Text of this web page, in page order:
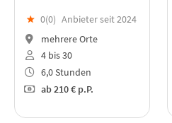
★ 0(0) Anbieter seit 2024
mehrere Orte
4 bis 30
6,0 Stunden
ab210 € p.P.